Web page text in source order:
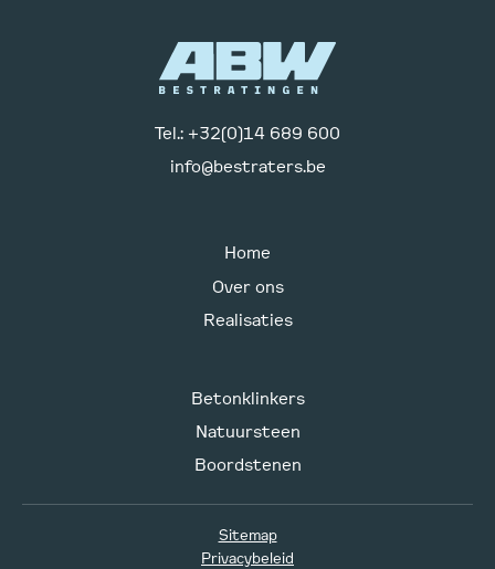
Tel.: +32(0)14 689 600
info@bestraters.be
Home
Over ons
Realisaties
Betonklinkers
Natuursteen
Boordstenen
Sitemap
Privacybeleid